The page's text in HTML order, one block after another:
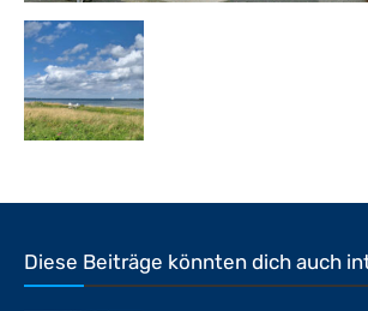
Diese Beiträge könnten dich auch